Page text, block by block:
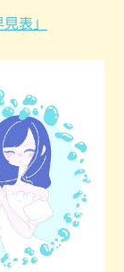
表」